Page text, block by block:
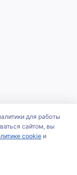
для работы
сайтом, вы
cookie и